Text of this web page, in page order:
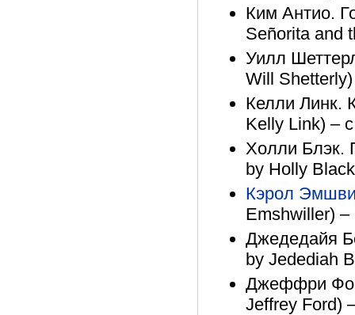
Ким Антио.
Señorita and
Уилл
Will
Келли Линк.
Kelly Link) –
Холли Блэк.
by Holly
Кэрол
Emshwiller) –
Джедедайя
by Jedediah
Джеффри
Jeffrey Ford)